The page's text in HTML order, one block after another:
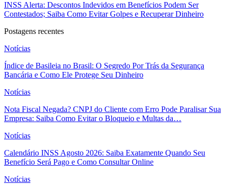
INSS Alerta: Descontos Indevidos em Benefícios Podem Ser
Contestados; Saiba Como Evitar Golpes e Recuperar Dinheiro
Postagens recentes
Notícias
Índice de Basileia no Brasil: O Segredo Por Trás da Segurança
Bancária e Como Ele Protege Seu Dinheiro
Notícias
Nota Fiscal Negada? CNPJ do Cliente com Erro Pode Paralisar Sua
Empresa: Saiba Como Evitar o Bloqueio e Multas da…
Notícias
Calendário INSS Agosto 2026: Saiba Exatamente Quando Seu
Benefício Será Pago e Como Consultar Online
Notícias